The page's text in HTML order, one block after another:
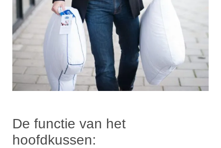
De functie van het
hoofdkussen: